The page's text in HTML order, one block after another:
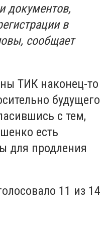
документов,
в
сообщает
ТИК наконец-то
будущего
с тем,
есть
для продления
11 из 14